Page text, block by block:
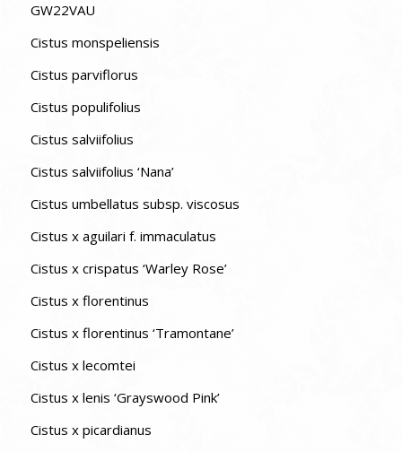
GW22VAU
Cistus monspeliensis
Cistus parviflorus
Cistus populifolius
Cistus salviifolius
Cistus salviifolius ‘Nana’
Cistus umbellatus subsp. viscosus
Cistus x aguilari f. immaculatus
Cistus x crispatus ‘Warley Rose’
Cistus x florentinus
Cistus x florentinus ‘Tramontane’
Cistus x lecomtei
Cistus x lenis ‘Grayswood Pink’
Cistus x picardianus